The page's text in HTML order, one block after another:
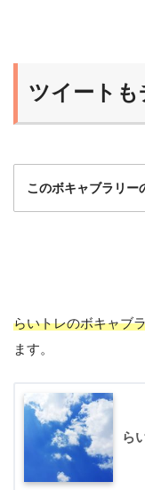
ツイートも
このボキャブラリー
らいトレのボキャブ
ます。
ら